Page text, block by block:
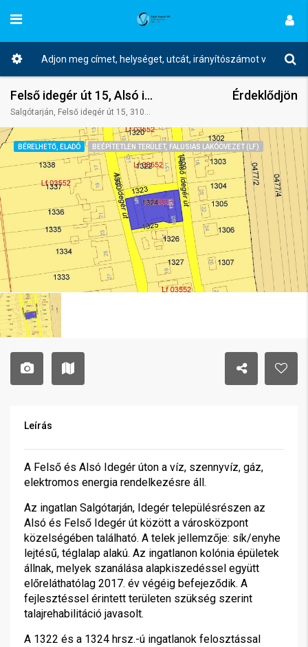
Felső idegér út 15, Alsó idegér út 14
Salgótarján, Felső idegér út 15, 3100 Magyarország
Érdeklődjön
BÉRELHETŐ, ELADÓ BEÉPÍTETLEN TERÜLET, FALUSIAS LAKÓÖVEZET (LF)
Leírás
A Felső és Alsó Idegér úton a víz, szennyvíz, gáz,
elektromos energia rendelkezésre áll.
Az ingatlan Salgótarján, Idegér településrészen az
Alsó és Felső Idegér út között a városközpont
közelségében található. A telek jellemzője: sík/enyhe
lejtésű, téglalap alakú. Az ingatlanon kolónia épületek
állnak, melyek szanálása alapkiszedéssel együtt
előreláthatólag 2017. év végéig befejeződik. A
fejlesztéssel érintett területen szükség szerint
talajrehabilitáció javasolt.
A 1322 és a 1324 hrsz.-ú ingatlanok felosztással